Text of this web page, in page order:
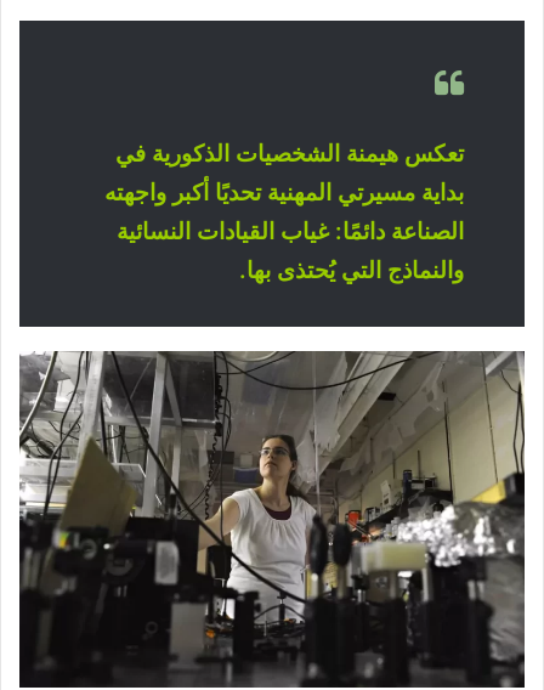
تعكس هيمنة الشخصيات الذكورية في
بداية مسيرتي المهنية تحديًا أكبر واجهته
الصناعة دائمًا: غياب القيادات النسائية
والنماذج التي يُحتذى بها.